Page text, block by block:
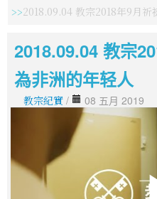
2018.09.04 教宗2018年9月祈
2018.09.04 教宗
為非洲的年轻人
教宗紀實 / 08 五月 2019